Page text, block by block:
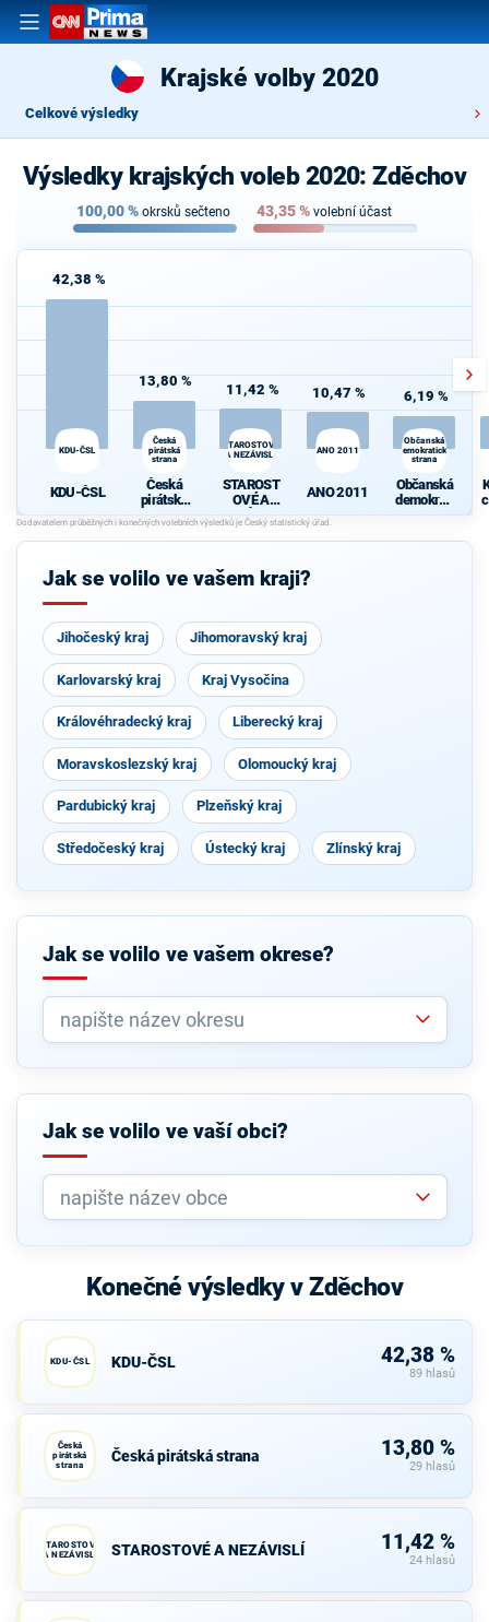
Krajské volby 2020
Celkové výsledky
Výsledky krajských voleb 2020: Zděchov
100,00% okrsků sečteno 43,35% volební účast
42,38 %
KDU-ČSL
KDU-ČSL
13,80 %
Česká
pirátská
strana
Česká
pirátská
strana
11,42 %
STAROSTOVÉ
A NEZÁVISLÍ
STAROST
OVÉ A
NEZÁVISL
Í
10,47 %
ANO 2011
ANO 2011
6,19 %
Občanská
demokratická
strana
Občanská
demokrati
cká strana
Jak se volilo ve vašem kraji?
Jihočeský kraj Jihomoravský kraj
Karlovarský kraj Kraj Vysočina
Královéhradecký kraj Liberecký kraj
Moravskoslezský kraj Olomoucký kraj
Pardubický kraj Plzeňský kraj
Středočeský kraj Ústecký kraj Zlínský kraj
Jak se volilo ve vašem okrese?
Jak se volilo ve vaší obci?
Konečné výsledky v Zděchov
KDU-ČSL KDU-ČSL 42,38 %
89 hlasů
Česká
pirátská
strana
Česká pirátská strana 13,80 %
29 hlasů
STAROSTOVÉ
A NEZÁVISLÍ
STAROSTOVÉ A NEZÁVISLÍ 11,42 %
24 hlasů